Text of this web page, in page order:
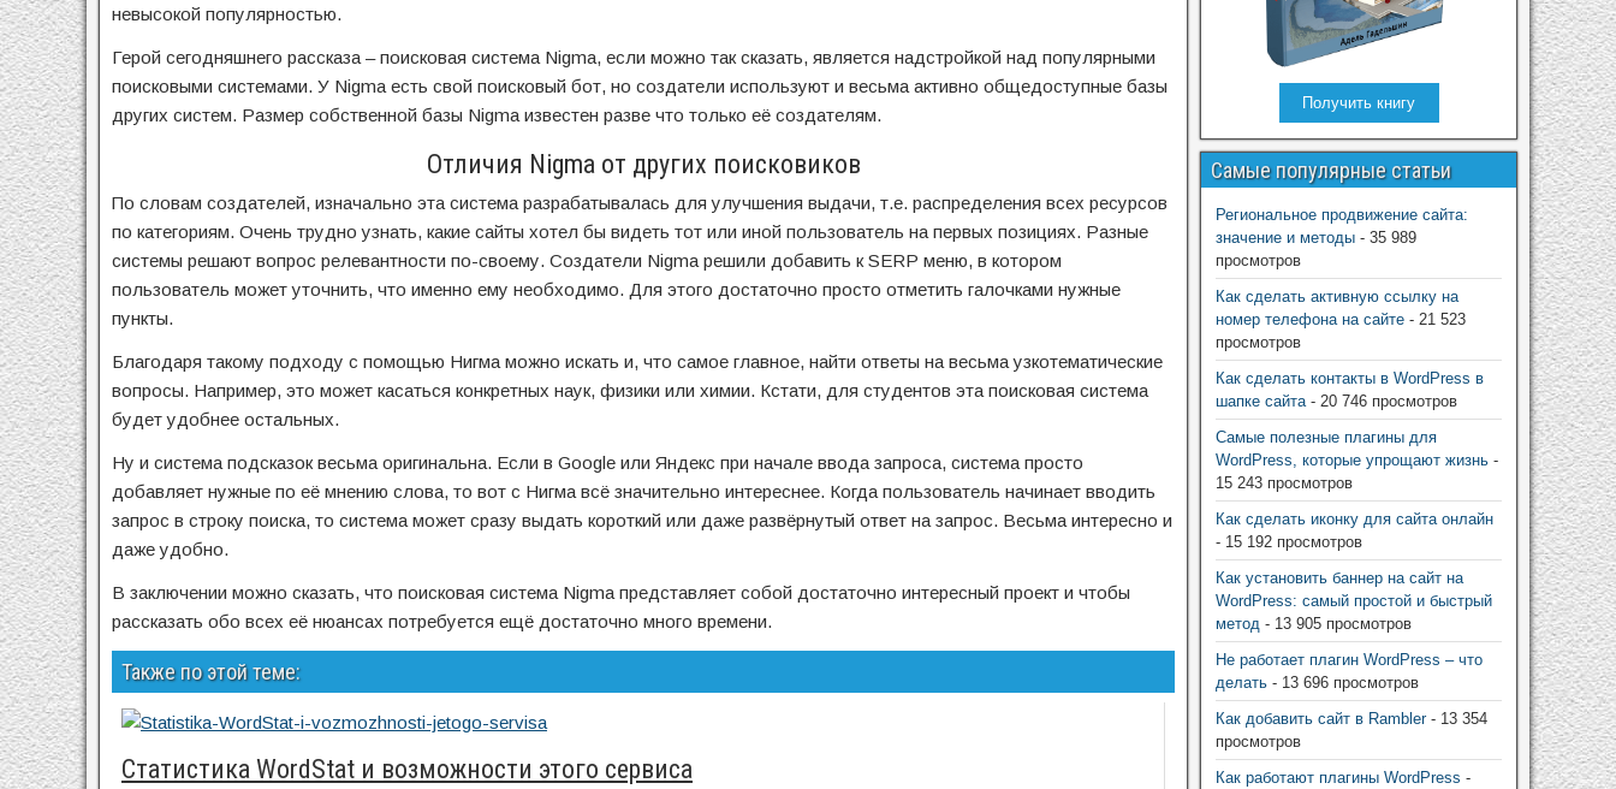
невысокой популярностью.
Герой сегодняшнего рассказа – поисковая система Nigma, если можно так сказать, является надстройкой над популярными
поисковыми системами. У Nigma есть свой поисковый бот, но создатели используют и весьма активно общедоступные базы
других систем. Размер собственной базы Nigma известен разве что только её создателям.
Отличия Nigma от других поисковиков
По словам создателей, изначально эта система разрабатывалась для улучшения выдачи, т.е. распределения всех ресурсов
по категориям. Очень трудно узнать, какие сайты хотел бы видеть тот или иной пользователь на первых позициях. Разные
системы решают вопрос релевантности по-своему. Создатели Nigma решили добавить к SERP меню, в котором
пользователь может уточнить, что именно ему необходимо. Для этого достаточно просто отметить галочками нужные
пункты.
Благодаря такому подходу с помощью Нигма можно искать и, что самое главное, найти ответы на весьма узкотематические
вопросы. Например, это может касаться конкретных наук, физики или химии. Кстати, для студентов эта поисковая система
будет удобнее остальных.
Ну и система подсказок весьма оригинальна. Если в Google или Яндекс при начале ввода запроса, система просто
добавляет нужные по её мнению слова, то вот с Нигма всё значительно интереснее. Когда пользователь начинает вводить
запрос в строку поиска, то система может сразу выдать короткий или даже развёрнутый ответ на запрос. Весьма интересно и
даже удобно.
В заключении можно сказать, что поисковая система Nigma представляет собой достаточно интересный проект и чтобы
рассказать обо всех её нюансах потребуется ещё достаточно много времени.
Также по этой теме:
Статистика WordStat и возможности этого сервиса
Получить книгу
Самые популярные статьи
Региональное продвижение сайта:
значение и методы - 35 989
просмотров
Как сделать активную ссылку на
номер телефона на сайте - 21 523
просмотров
Как сделать контакты в WordPress в
шапке сайта- 20 746 просмотров
Самые полезные плагины для
WordPress, которые упрощают жизнь -
15 243 просмотров
Как сделать иконку для сайта онлайн
- 15 192 просмотров
Как установить баннер на сайт на
WordPress: самый простой и быстрый
метод - 13 905 просмотров
Не работает плагин WordPress – что
делать - 13 696 просмотров
Как добавить сайт в Rambler- 13 354
просмотров
Как работают плагины WordPress -